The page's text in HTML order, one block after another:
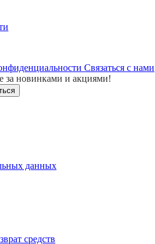
Связаться с нами
за новинками и акциями!
данных
средств